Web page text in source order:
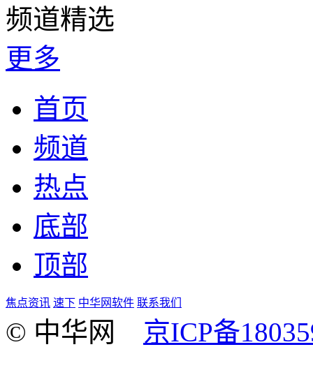
频道精选
更多
首页
频道
热点
底部
顶部
焦点资讯 速下 中华网软件 联系我们
© 中华网 京ICP备